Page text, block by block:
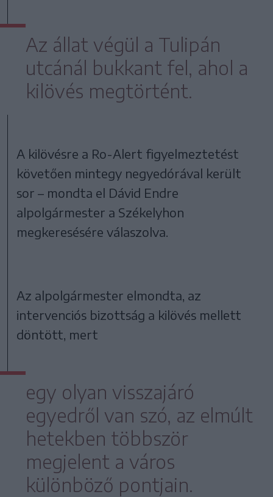
Az állat végül a Tulipán
utcánál bukkant fel, ahol a
kilövés megtörtént.
A kilövésre a Ro-Alert figyelmeztetést
követően mintegy negyedórával került
sor – mondta el Dávid Endre
alpolgármester a Székelyhon
megkeresésére válaszolva.
Az alpolgármester elmondta, az
intervenciós bizottság a kilövés mellett
döntött, mert
egy olyan visszajáró
egyedről van szó, az elmúlt
hetekben többször
megjelent a város
különböző pontjain.